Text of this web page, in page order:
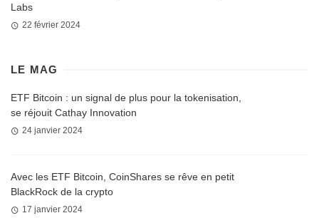
Labs
22 février 2024
LE MAG
ETF Bitcoin : un signal de plus pour la tokenisation,
se réjouit Cathay Innovation
24 janvier 2024
Avec les ETF Bitcoin, CoinShares se rêve en petit
BlackRock de la crypto
17 janvier 2024